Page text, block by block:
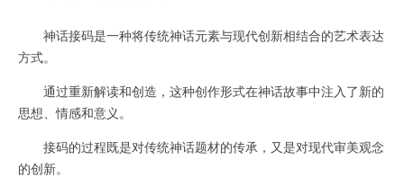
神话接码是一种将传统神话元素与现代创新相结合的艺术表达
方式。
通过重新解读和创造，这种创作形式在神话故事中注入了新的
思想、情感和意义。
接码的过程既是对传统神话题材的传承，又是对现代审美观念
的创新。